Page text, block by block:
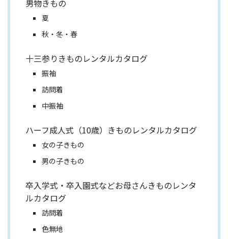
男物きもの
夏
秋・冬・春
十三参りきものレンタルカタログ
振袖
訪問着
中振袖
ハーフ成人式（10歳）きものレンタルカタログ
女の子きもの
男の子きもの
卒入学式・卒入園式などお母さんきものレンタ
ルカタログ
訪問着
色無地